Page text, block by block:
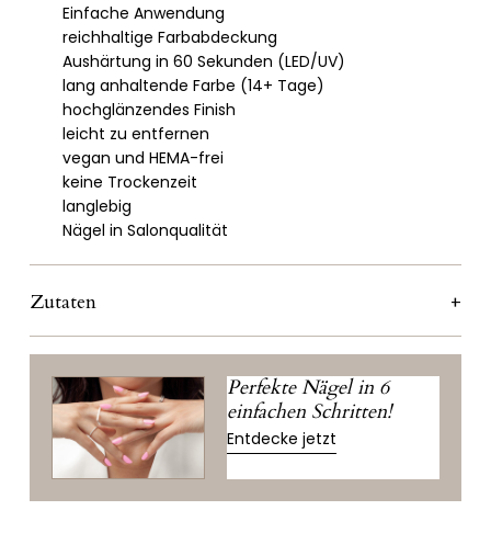
Einfache Anwendung
reichhaltige Farbabdeckung
Aushärtung in 60 Sekunden (LED/UV)
lang anhaltende Farbe (14+ Tage)
hochglänzendes Finish
leicht zu entfernen
vegan und HEMA-frei
keine Trockenzeit
langlebig
Nägel in Salonqualität
Zutaten
Perfekte Nägel in 6
einfachen Schritten!
Entdecke jetzt